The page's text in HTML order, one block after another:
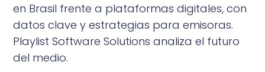
en Brasil frente a plataformas digitales, con
datos clave y estrategias para emisoras.
Playlist Software Solutions analiza el futuro
del medio.